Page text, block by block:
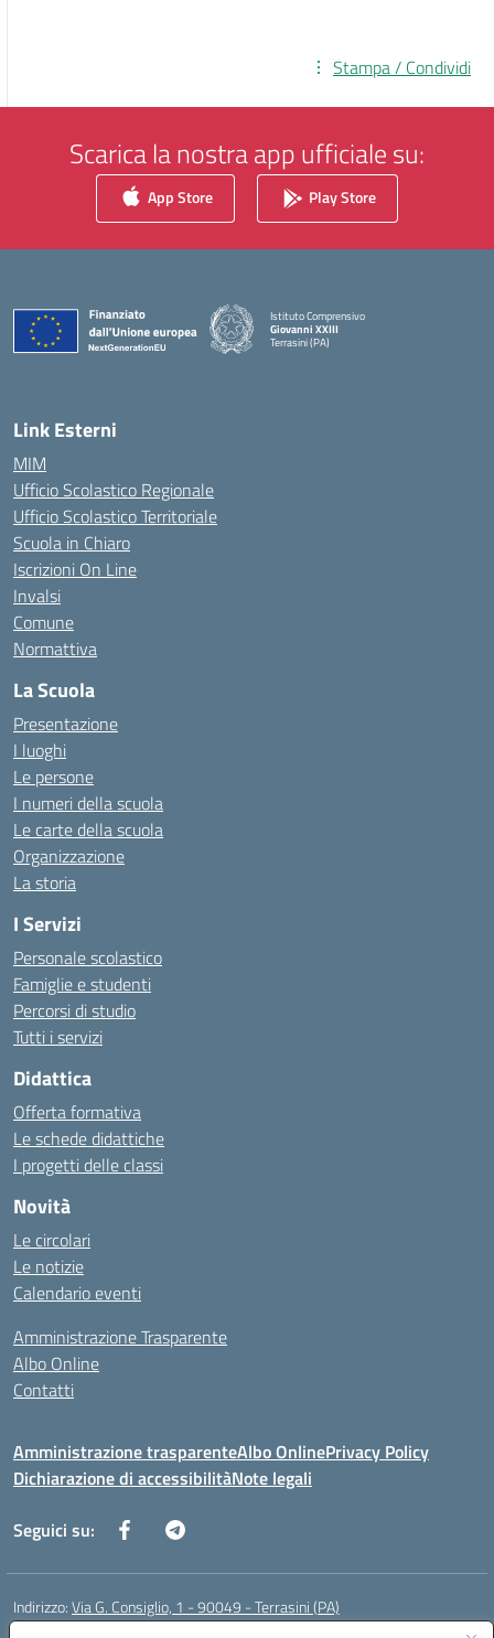
Stampa / Condividi
Scarica la nostra app ufficiale su:
App Store Play Store
Istituto Comprensivo
Giovanni XXIII
Terrasini (PA)
Link Esterni
MIM
Ufficio Scolastico Regionale
Ufficio Scolastico Territoriale
Scuola in Chiaro
Iscrizioni On Line
Invalsi
Comune
Normattiva
La Scuola
Presentazione
I luoghi
Le persone
I numeri della scuola
Le carte della scuola
Organizzazione
La storia
I Servizi
Personale scolastico
Famiglie e studenti
Percorsi di studio
Tutti i servizi
Didattica
Offerta formativa
Le schede didattiche
I progetti delle classi
Novità
Le circolari
Le notizie
Calendario eventi
Amministrazione Trasparente
Albo Online
Contatti
Amministrazione trasparenteAlbo OnlinePrivacy Policy
Dichiarazione di accessibilitàNote legali
Seguici su:
Indirizzo:Via G. Consiglio, 1 - 90049 - Terrasini (PA)
Centralino: